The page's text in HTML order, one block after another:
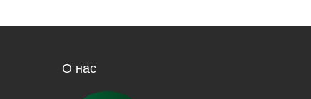
О нас